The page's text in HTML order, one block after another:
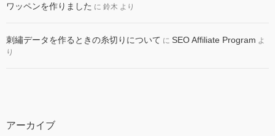
ワッペンを作りました に 鈴木 より
刺繡データを作るときの糸切りについて に SEO Affiliate Program よ
り
アーカイブ